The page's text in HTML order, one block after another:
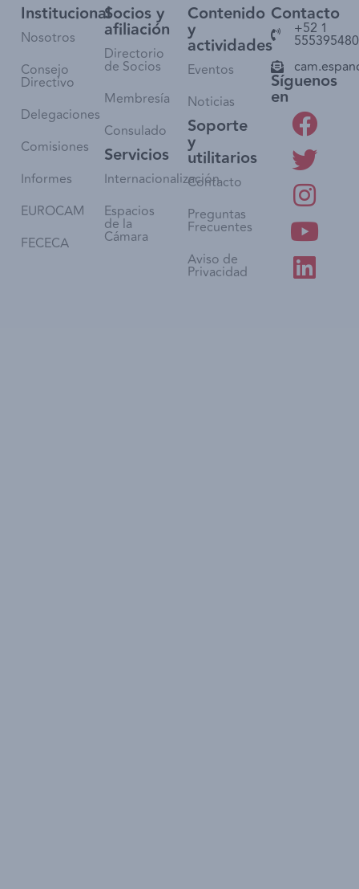
Institucional
Nosotros
Consejo
Directivo
Delegaciones
Comisiones
Informes
EUROCAM
FECECA
Socios y
afiliación
Directorio
de Socios
Membresía
Consulado
Servicios
Internacionalización
Espacios
de la
Cámara
Contenido
y
actividades
Eventos
Noticias
Soporte
y
utilitarios
Contacto
Preguntas
Frecuentes
Aviso de
Privacidad
Contacto
+52 1
Síguenos
en